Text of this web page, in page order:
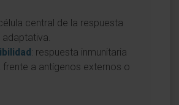
central de la respuesta
adaptativa.
: respuesta inmunitaria
frente a antígenos externos o